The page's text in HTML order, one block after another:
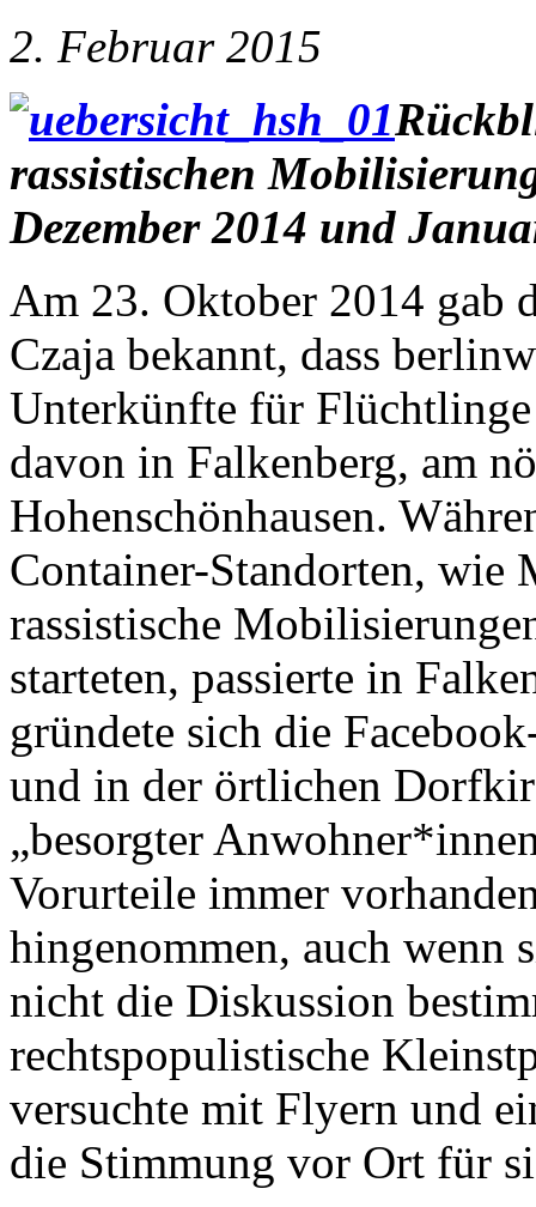
2. Februar 2015
rassistischen
Dezember 2014 und
Am 23. Oktober 2014 gab
Czaja bekannt, dass
Unterkünfte für
davon in Falkenberg, am
Hohenschönhausen.
Container-Standorten, wie
rassistische
starteten, passierte in
gründete sich die
und in der örtlichen
„besorgter
Vorurteile immer
hingenommen, auch wenn
nicht die Diskussion
rechtspopulistische
versuchte mit Flyern und
die Stimmung vor Ort für